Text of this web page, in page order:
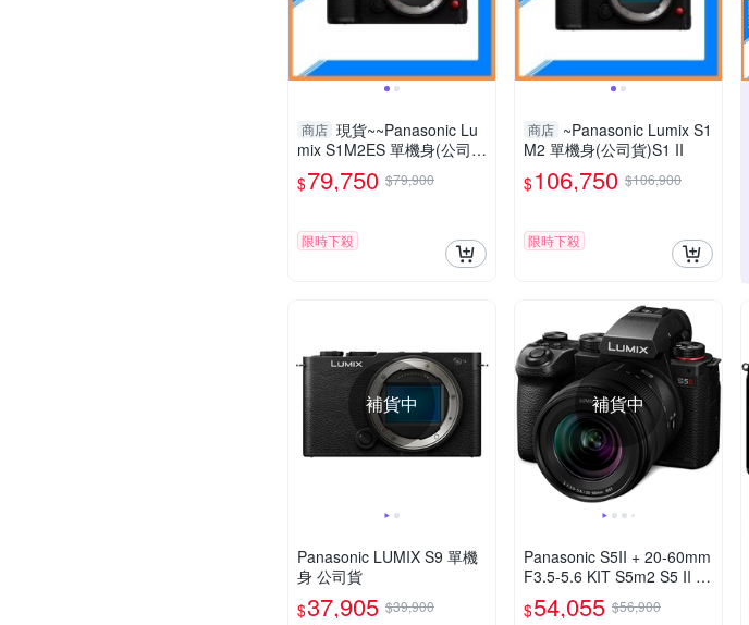
商店 現貨~~Panasonic Lu
mix S1M2ES 單機身(公司
貨)S1 II ES
$79,750 $79,900
限時下殺
商店 ~Panasonic Lumix S1
M2 單機身(公司貨)S1 II
$106,750 $106,900
限時下殺
補貨中
Panasonic LUMIX S9 單機
身 公司貨
$37,905 $39,900
補貨中
Panasonic S5II + 20-60mm
F3.5-5.6 KIT S5m2 S5 II 變
焦鏡組 公司貨
$54,055 $56,900